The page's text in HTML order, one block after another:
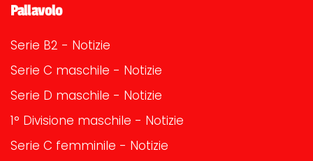
Pallavolo
Serie B2 - Notizie
Serie C maschile - Notizie
Serie D maschile - Notizie
1° Divisione maschile - Notizie
Serie C femminile - Notizie